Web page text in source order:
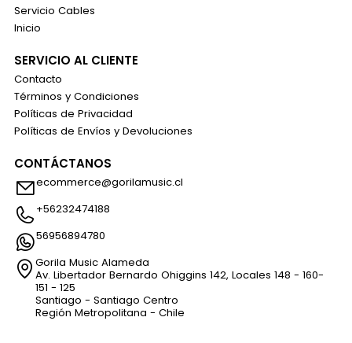
Servicio Cables
Inicio
SERVICIO AL CLIENTE
Contacto
Términos y Condiciones
Políticas de Privacidad
Políticas de Envíos y Devoluciones
CONTÁCTANOS
ecommerce@gorilamusic.cl
+56232474188
56956894780
Gorila Music Alameda
Av. Libertador Bernardo Ohiggins 142, Locales 148 - 160-
151 - 125
Santiago - Santiago Centro
Región Metropolitana - Chile